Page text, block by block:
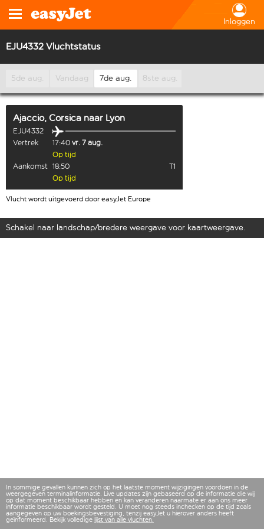
Inloggen
EJU4332 Vluchtstatus
5de aug. Vandaag 7de aug. 8ste aug.
Ajaccio, Corsica naar Lyon
EJU4332
Vertrek
17:40 vr. 7 aug.
Op tijd
Aankomst 18:50
T1
Op tijd
Vlucht wordt uitgevoerd door easyJet Europe
Schakel naar landschap/bredere weergave voor kaartweergave.
In sommige gevallen kunnen zich op het laatste moment wijzigingen voordoen in de
weergegeven terminalinformatie. Live updates zijn gebaseerd op de informatie die wij
op dat moment beschikbaar hebben en kan veranderen naarmate er aan ons meer
informatie beschikbaar wordt gesteld. U moet nog steeds inchecken op de tijd zoals
aangegeven op uw boekingsbevestiging, tenzij easyJet u hierover anders heeft
geïnformeerd. Bekijk volledige lijst van alle vluchten.